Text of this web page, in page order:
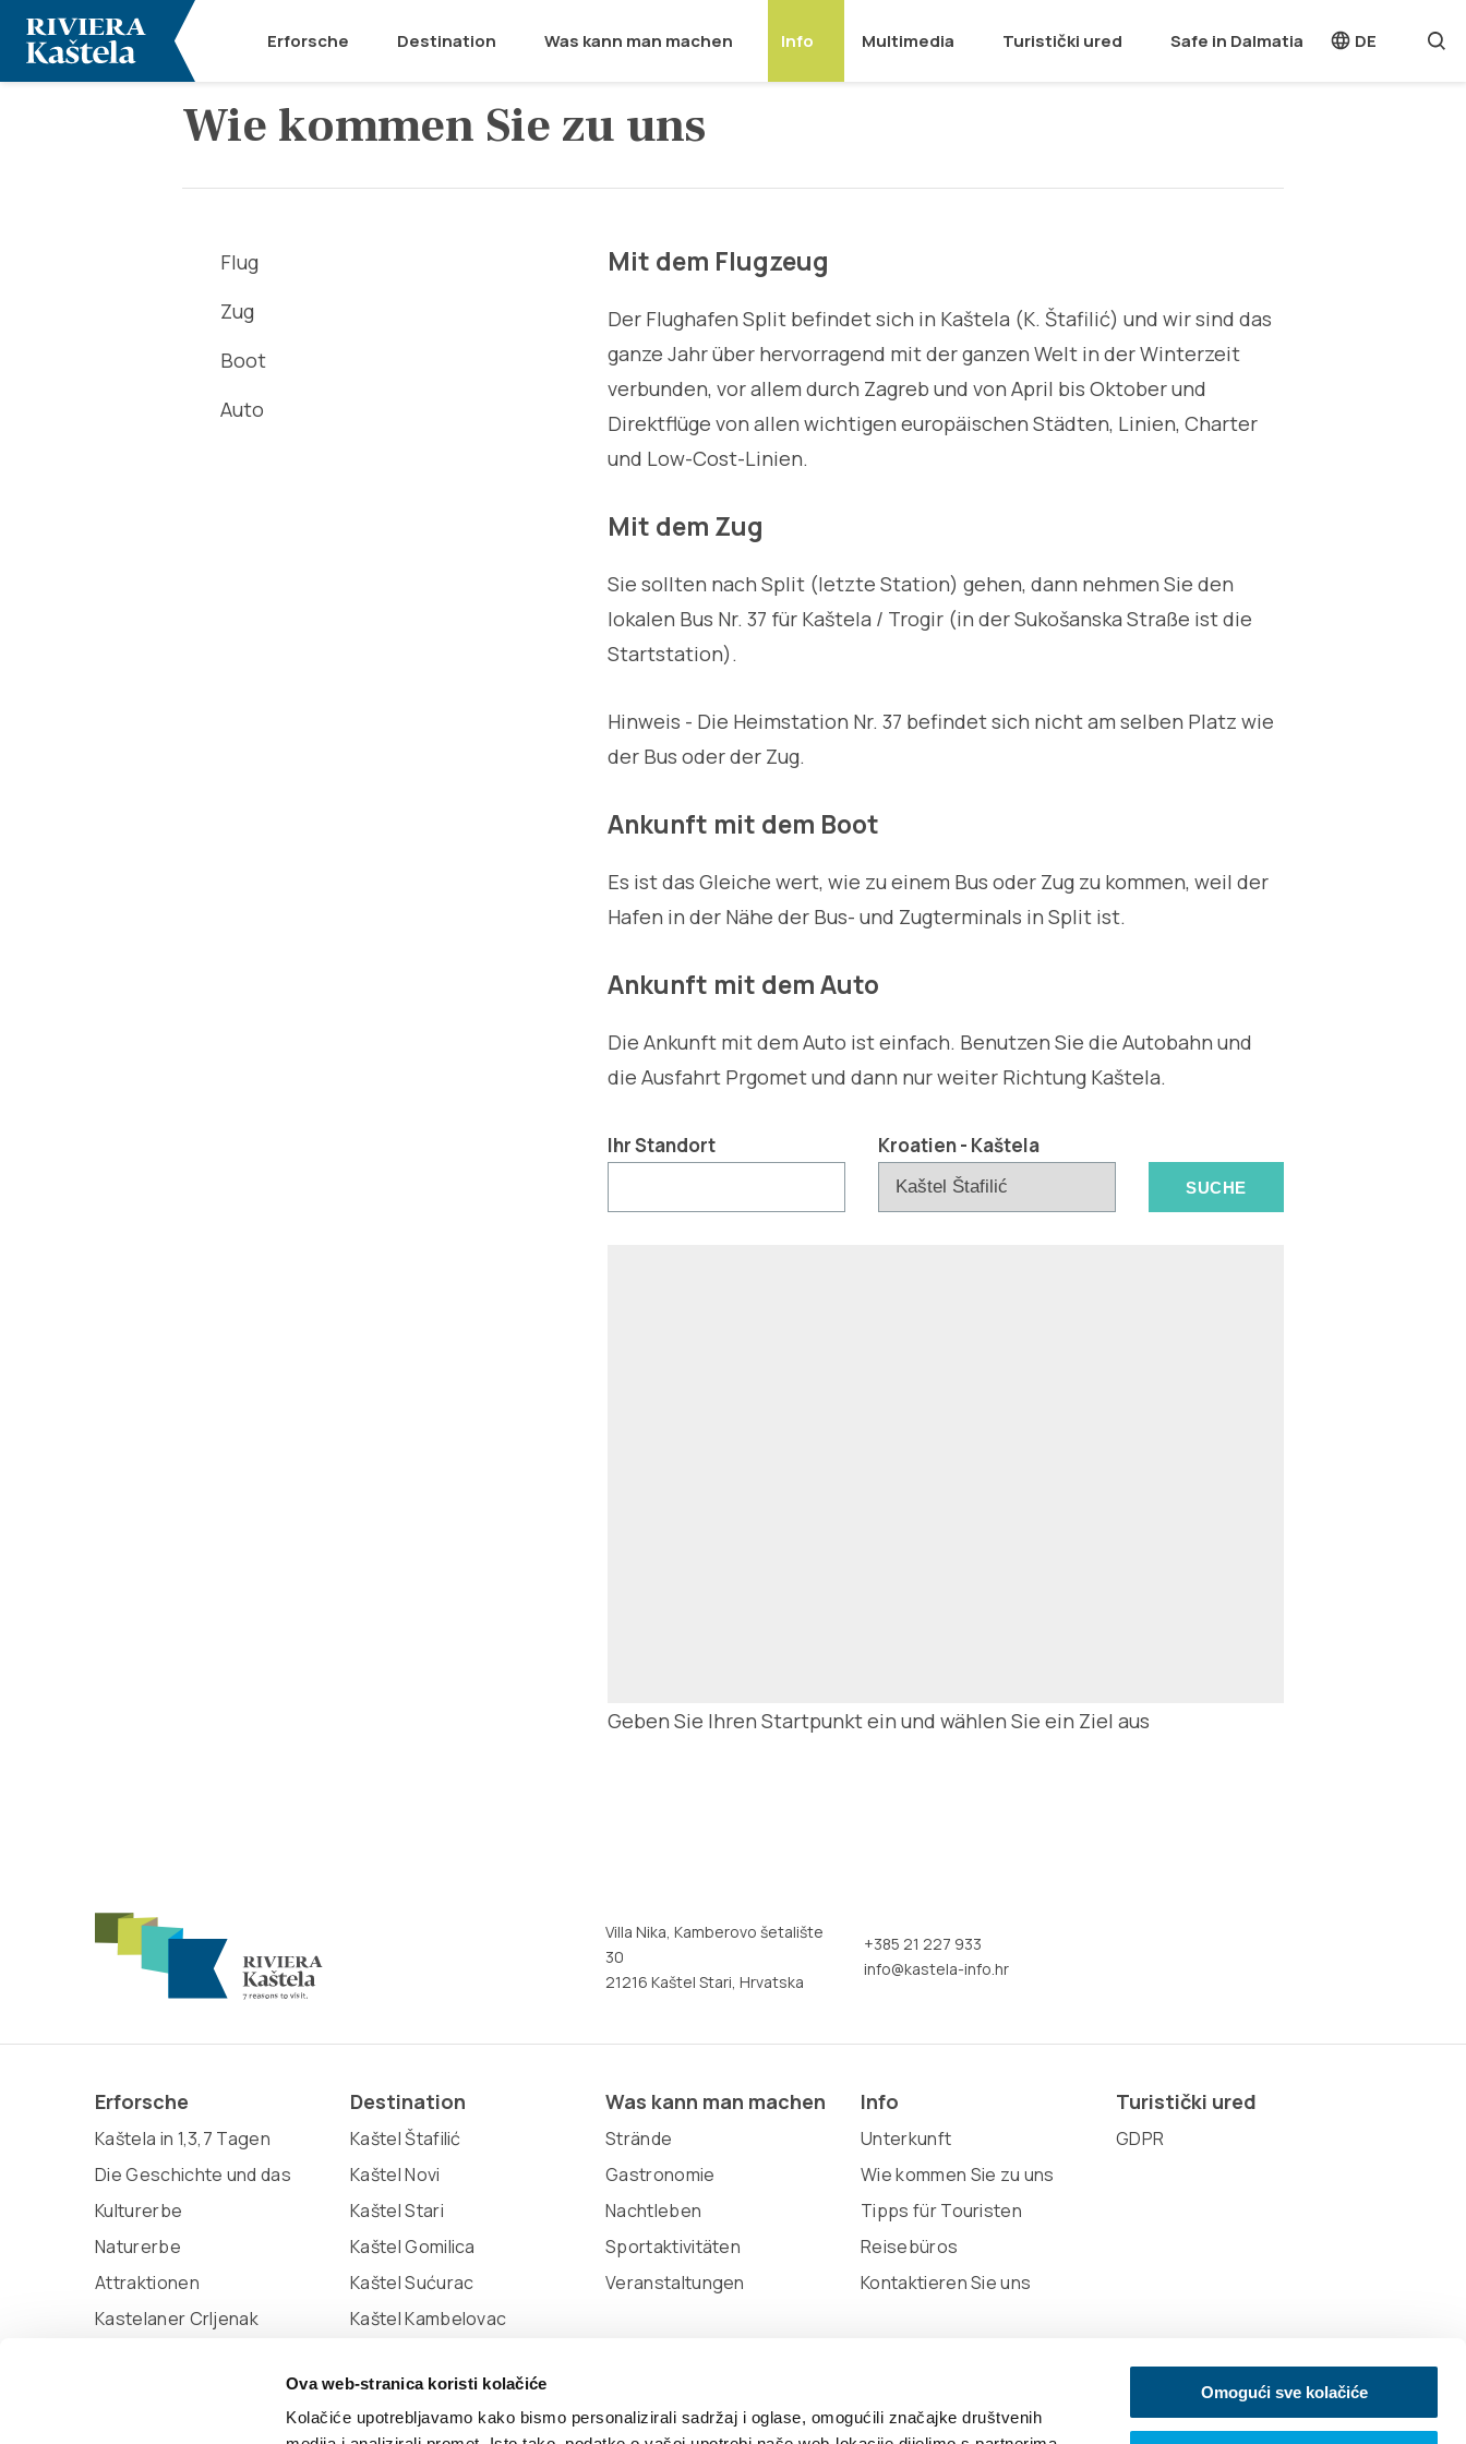
Ova web-stranica koristi kolačiće
Kolačiće upotrebljavamo kako bismo personalizirali sadržaj i oglase, omogućili značajke društvenih
Omogući sve kolačiće
Erforsche Destination Was kann man machen Info Multimedia Turistički ured Safe in Dalmatia DE
Wie kommen Sie zu uns
Flug
Zug
Boot
Auto
Mit dem Flugzeug
Der Flughafen Split befindet sich in Kaštela (K. Štafilić) und wir sind das
ganze Jahr über hervorragend mit der ganzen Welt in der Winterzeit
verbunden, vor allem durch Zagreb und von April bis Oktober und
Direktflüge von allen wichtigen europäischen Städten, Linien, Charter
und Low-Cost-Linien.
Mit dem Zug
Sie sollten nach Split (letzte Station) gehen, dann nehmen Sie den
lokalen Bus Nr. 37 für Kaštela / Trogir (in der Sukošanska Straße ist die
Startstation).
Hinweis - Die Heimstation Nr. 37 befindet sich nicht am selben Platz wie
der Bus oder der Zug.
Ankunft mit dem Boot
Es ist das Gleiche wert, wie zu einem Bus oder Zug zu kommen, weil der
Hafen in der Nähe der Bus- und Zugterminals in Split ist.
Ankunft mit dem Auto
Die Ankunft mit dem Auto ist einfach. Benutzen Sie die Autobahn und
die Ausfahrt Prgomet und dann nur weiter Richtung Kaštela.
Ihr Standort Kroatien - Kaštela
Geben Sie Ihren Startpunkt ein und wählen Sie ein Ziel aus
Villa Nika, Kamberovo šetalište
30
21216 Kaštel Stari, Hrvatska
+385 21 227 933
info@kastela-info.hr
Erforsche
Kaštela in 1,3,7 Tagen
Die Geschichte und das
Kulturerbe
Naturerbe
Attraktionen
Kastelaner Crljenak
Destination
Kaštel Štafilić
Kaštel Novi
Kaštel Stari
Kaštel Gomilica
Kaštel Sućurac
Kaštel Kambelovac
Was kann man machen
Strände
Gastronomie
Nachtleben
Sportaktivitäten
Veranstaltungen
Info
Unterkunft
Wie kommen Sie zu uns
Tipps für Touristen
Reisebüros
Kontaktieren Sie uns
Turistički ured
GDPR